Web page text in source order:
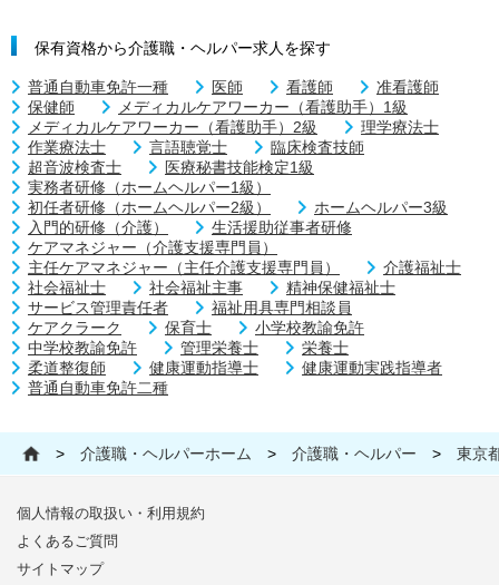
保有資格から介護職・ヘルパー求人を探す
普通自動車免許一種 医師 看護師
准看護師
保健師
メディカルケアワーカー（看護助手）1級
メディカルケアワーカー（看護助手）2級
理学療法士
作業療法士
言語聴覚士
臨床検査技師
超音波検査士
医療秘書技能検定1級
実務者研修（ホームヘルパー1級）
初任者研修（ホームヘルパー2級）
ホームヘルパー3級
入門的研修（介護）
生活援助従事者研修
ケアマネジャー（介護支援専門員）
主任ケアマネジャー（主任介護支援専門員）
介護福祉士
社会福祉士
社会福祉主事
精神保健福祉士
サービス管理責任者
福祉用具専門相談員
ケアクラーク
保育士
小学校教諭免許
中学校教諭免許
管理栄養士
栄養士
柔道整復師
健康運動指導士
健康運動実践指導者
普通自動車免許二種
> 介護職・ヘルパーホーム > 介護職・ヘルパー > 東京
個人情報の取扱い・利用規約
よくあるご質問
サイトマップ